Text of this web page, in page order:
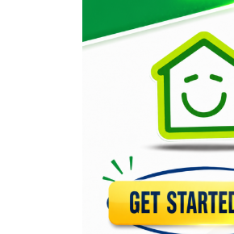
KajAfoly
6720
V Design…
6130
Hafco
6064